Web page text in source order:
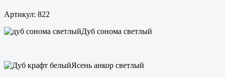
Артикул: 822
Дуб сонома светлый
Ясень анкор светлый